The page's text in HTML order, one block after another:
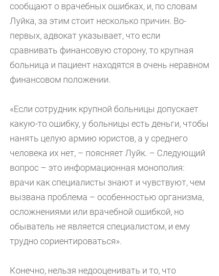
сообщают о врачебных ошибках, и, по словам
Луйка, за этим стоит несколько причин. Во-
первых, адвокат указывает, что если
сравнивать финансовую сторону, то крупная
больница и пациент находятся в очень неравном
финансовом положении.
«Если сотрудник крупной больницы допускает
какую-то ошибку, у больницы есть деньги, чтобы
нанять целую армию юристов, а у среднего
человека их нет, – поясняет Луйк. – Следующий
вопрос – это информационная монополия:
врачи как специалисты знают и чувствуют, чем
вызвана проблема – особенностью организма,
осложнениями или врачебной ошибкой, но
обыватель не является специалистом, и ему
трудно сориентироваться».
Конечно, нельзя недооценивать и то, что